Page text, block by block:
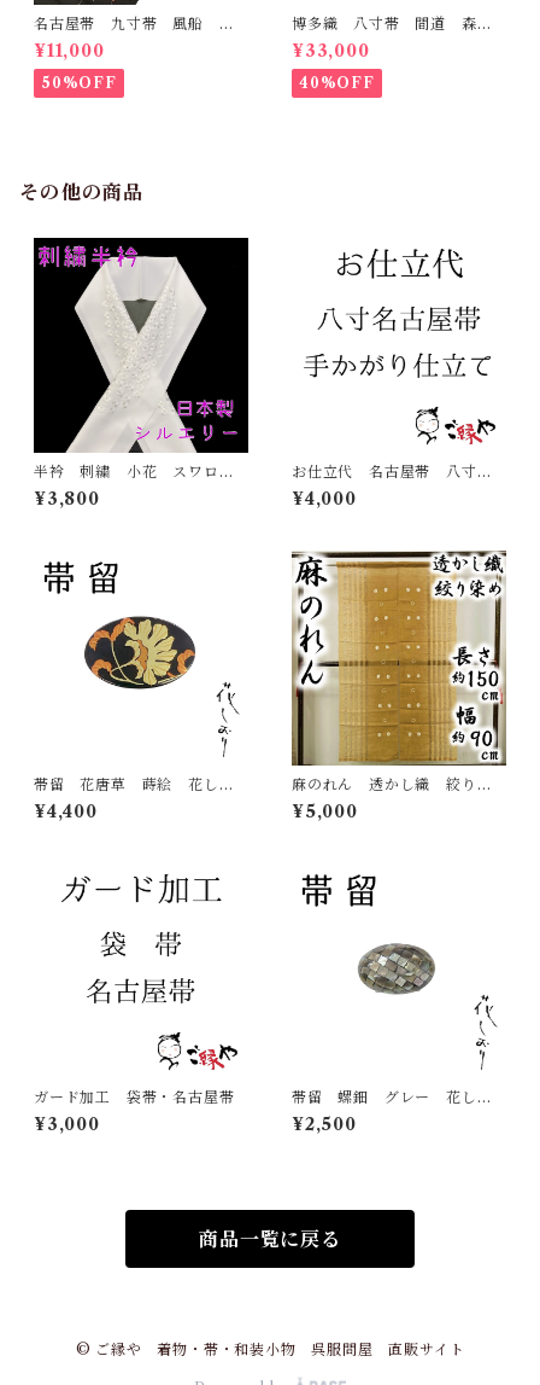
名古屋帯 九寸帯 風船
雲 虹 正絹 日本製 九寸
名古屋帯
¥11,000
50%OFF
博多織 八寸帯 間道 森博
多織 正絹 日本製 未仕立
て 名古屋帯
¥33,000
40%OFF
その他の商品
半衿 刺繍 小花 スワロフ
スキー 白 白地 シルエリ
ー 新合繊 日本製 刺繍
¥3,800
お仕立代 名古屋帯 八寸
帯 手かがり仕立て
¥4,000
帯留 花唐草 蒔絵 花しお
り 大原商店 帯飾り 日本
製 和装小物
¥4,400
麻のれん 透かし織 絞り染
め 化粧箱付き カラシ
麻 暖簾 和のインテリア
¥5,000
ガード加工 袋帯・名古屋帯
¥3,000
帯留 螺鈿 グレー 花しお
り 大原商店 帯飾り 日本
製 和装小物
¥2,500
商品一覧に戻る
© ご縁や 着物・帯・和装小物 呉服問屋 直販サイト